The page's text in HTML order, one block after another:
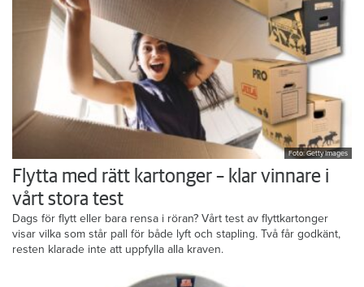
Foto: Getty Images
Flytta med rätt kartonger – klar vinnare i
vårt stora test
Dags för flytt eller bara rensa i röran? Vårt test av flyttkartonger
visar vilka som står pall för både lyft och stapling. Två får godkänt,
resten klarade inte att uppfylla alla kraven.